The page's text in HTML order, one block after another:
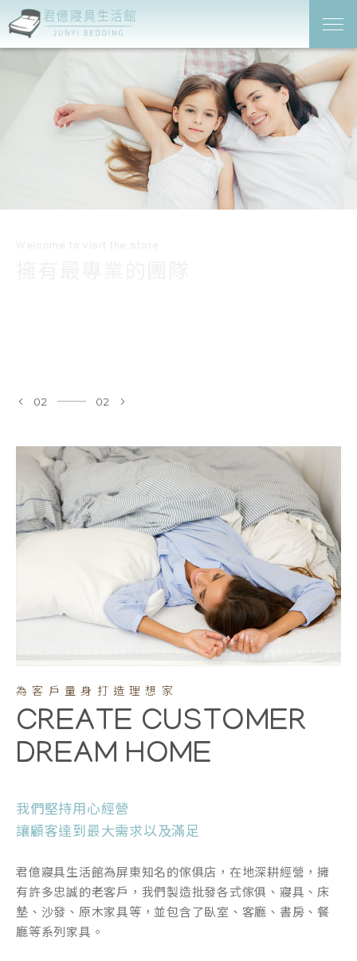
02 02
為客戶量身打造理想家
CREATE CUSTOMER
DREAM HOME
我們堅持用心經營
讓顧客達到最大需求以及滿足
君億寢具生活館為屏東知名的傢俱店，在地深耕經營，擁
有許多忠誠的老客戶，我們製造批發各式傢俱、寢具、床
墊、沙發、原木家具等，並包含了臥室、客廳、書房、餐
廳等系列家具。